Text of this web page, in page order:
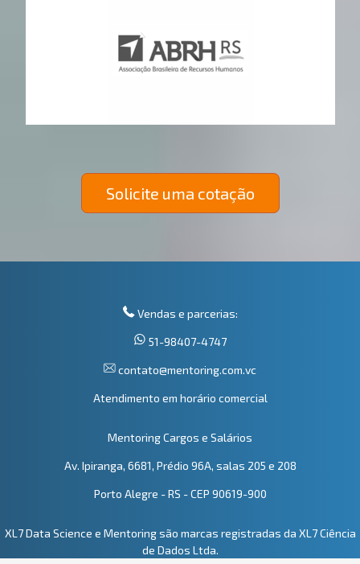
Solicite uma cotação
Vendas e parcerias:
51-98407-4747
contato@mentoring.com.vc
Atendimento em horário comercial
Mentoring Cargos e Salários
Av. Ipiranga, 6681, Prédio 96A, salas 205 e 208
Porto Alegre - RS - CEP 90619-900
XL7 Data Science e Mentoring são marcas registradas da XL7 Ciência
de Dados Ltda.